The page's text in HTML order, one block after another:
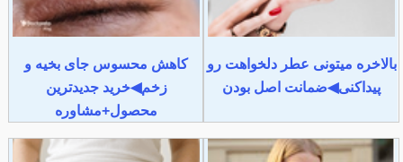
بالاخره میتونی عطر دلخواهت رو
پیداکنی◀ضمانت اصل بودن
کاهش محسوس جای بخیه و
زخم◀خرید جدیدترین
محصول+مشاوره